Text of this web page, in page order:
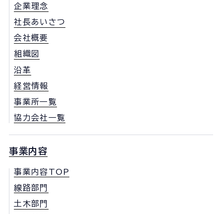
企業理念
社長あいさつ
会社概要
組織図
沿革
経営情報
事業所一覧
協力会社一覧
事業内容
事業内容TOP
線路部門
土木部門